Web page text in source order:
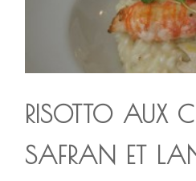
RISOTTO AUX
SAFRAN ET